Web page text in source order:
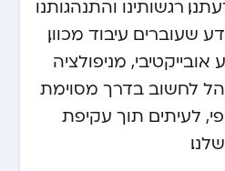
רגשותינו והתנהגותנו
שעוברים עיבוד מכוון.
מניפולציה
לחשוב בדרך מסוימת
לעיתים תוך עקיפת